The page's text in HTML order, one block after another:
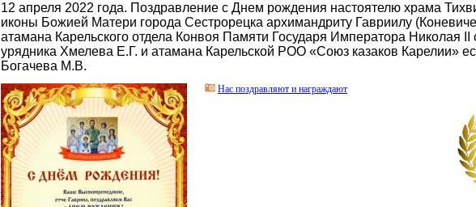
12 апреля 2022 года. Поздравление с Днем рождения настоятелю храма
иконы Божией Матери города Сестрорецка архимандриту Гавриилу
атамана Карельского отдела Конвоя Памяти Государя Императора Николая II
урядника Хмелева Е.Г. и атамана Карельской РОО «Союз казаков Карелии»
Богачева М.В.
Нас поздравляют и награждают